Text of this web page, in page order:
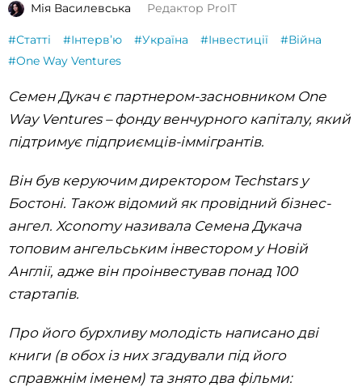
Мія Василевська
Редактор ProIT
#Статті #Інтервʼю #Україна #Інвестиції
#Війна
#One Way Ventures
Семен Дукач є партнером-засновником One
Way Ventures – фонду венчурного капіталу, який
підтримує підприємців-іммігрантів.
Він був керуючим директором Techstars у
Бостоні. Також відомий як провідний бізнес-
ангел. Xconomy називала Семена Дукача
топовим ангельським інвестором у Новій
Англії, адже він проінвестував понад 100
стартапів.
Про його бурхливу молодість написано дві
книги (в обох із них згадували під його
справжнім іменем) та знято два фільми: